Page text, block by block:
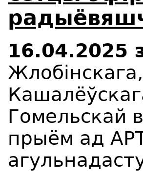
16.04.2025
Гомельскай
прыём ад